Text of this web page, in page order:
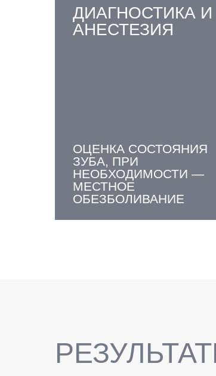
ДИАГНОСТИКА И
АНЕСТЕЗИЯ
ОЦЕНКА СОСТОЯНИЯ
ЗУБА, ПРИ
НЕОБХОДИМОСТИ —
МЕСТНОЕ
ОБЕЗБОЛИВАНИЕ